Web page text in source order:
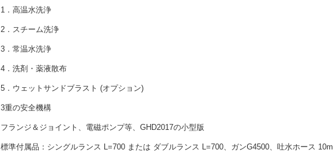
1．高温水洗浄
2．スチーム洗浄
3．常温水洗浄
4．洗剤・薬液散布
5．ウェットサンドブラスト (オプション)
3重の安全機構
フランジ＆ジョイント、電磁ポンプ等、GHD2017の小型版
標準付属品：シングルランス L=700 または ダブルランス L=700、ガンG4500、吐水ホース 10m